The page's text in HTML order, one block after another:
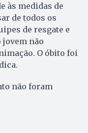
às medidas de
de todos os
de resgate e
não
O óbito foi
não foram